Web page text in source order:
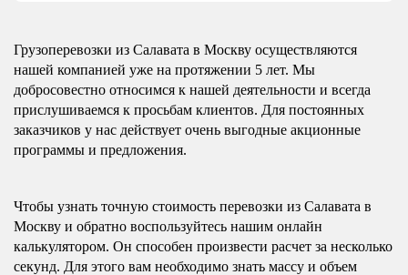
Грузоперевозки из Салавата в Москву осуществляются
нашей компанией уже на протяжении 5 лет. Мы
добросовестно относимся к нашей деятельности и всегда
прислушиваемся к просьбам клиентов. Для постоянных
заказчиков у нас действует очень выгодные акционные
программы и предложения.
Чтобы узнать точную стоимость перевозки из Салавата в
Москву и обратно воспользуйтесь нашим онлайн
калькулятором. Он способен произвести расчет за несколько
секунд. Для этого вам необходимо знать массу и объем